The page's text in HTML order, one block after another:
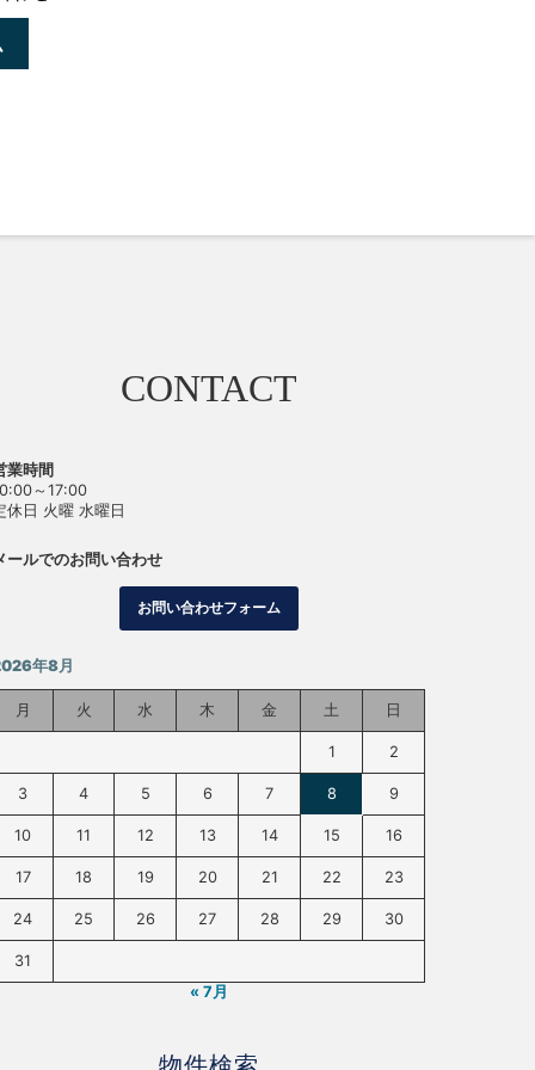
CONTACT
業時間
～17:00
休日 火曜 水曜日
ールでのお問い合わせ
お問い合わせフォーム
年8月
月 火 水 木 金 土 日
1 2
3 4 5 6 7 8 9
10 11 12 13 14 15 16
17 18 19 20 21 22 23
24 25 26 27 28 29 30
31
« 7月